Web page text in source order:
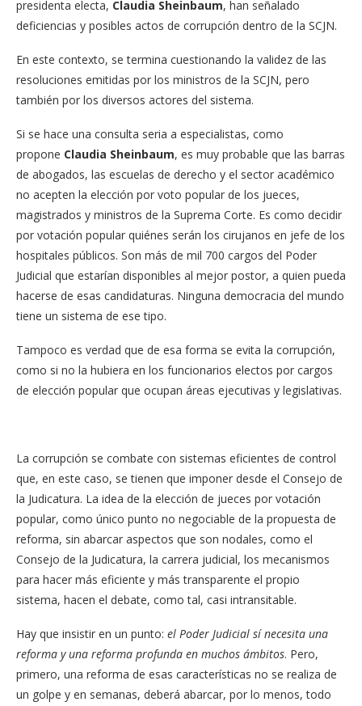
presidenta electa, Claudia Sheinbaum, han señalado
deficiencias y posibles actos de corrupción dentro de la SCJN.
En este contexto, se termina cuestionando la validez de las
resoluciones emitidas por los ministros de la SCJN, pero
también por los diversos actores del sistema.
Si se hace una consulta seria a especialistas, como
propone Claudia Sheinbaum, es muy probable que las barras
de abogados, las escuelas de derecho y el sector académico
no acepten la elección por voto popular de los jueces,
magistrados y ministros de la Suprema Corte. Es como decidir
por votación popular quiénes serán los cirujanos en jefe de los
hospitales públicos. Son más de mil 700 cargos del Poder
Judicial que estarían disponibles al mejor postor, a quien pueda
hacerse de esas candidaturas. Ninguna democracia del mundo
tiene un sistema de ese tipo.
Tampoco es verdad que de esa forma se evita la corrupción,
como si no la hubiera en los funcionarios electos por cargos
de elección popular que ocupan áreas ejecutivas y legislativas.
La corrupción se combate con sistemas eficientes de control
que, en este caso, se tienen que imponer desde el Consejo de
la Judicatura. La idea de la elección de jueces por votación
popular, como único punto no negociable de la propuesta de
reforma, sin abarcar aspectos que son nodales, como el
Consejo de la Judicatura, la carrera judicial, los mecanismos
para hacer más eficiente y más transparente el propio
sistema, hacen el debate, como tal, casi intransitable.
Hay que insistir en un punto: el Poder Judicial sí necesita una
reforma y una reforma profunda en muchos ámbitos. Pero,
primero, una reforma de esas características no se realiza de
un golpe y en semanas, deberá abarcar, por lo menos, todo